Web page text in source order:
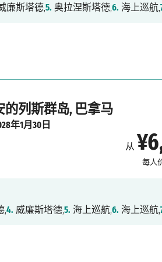
廉斯塔德,5. 奥拉涅斯塔德,6. 海上巡航,
的列斯群岛, 巴拿马
从
每人
年1月30日
,4. 威廉斯塔德,5. 海上巡航,6. 海上巡航,